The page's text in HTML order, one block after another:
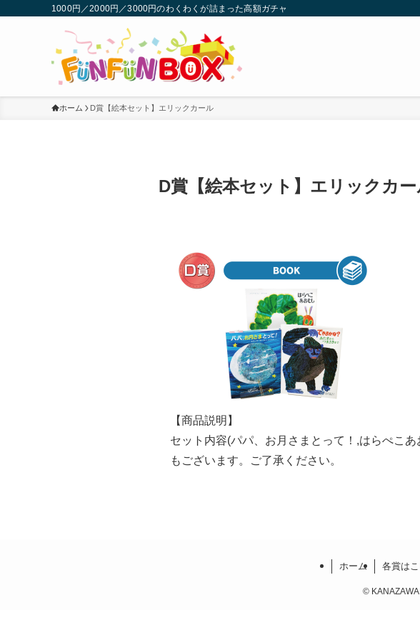
1000円／2000円／3000円のわくわくが詰まった高額ガチャ
ホーム D賞【絵本セット】エリックカール
D賞【絵本セット】エリックカ
【商品説明】
セット内容(パパ、お月さまとって！,はらぺこ
もございます。ご了承ください。
ホーム 各賞は
©KANAZAWA